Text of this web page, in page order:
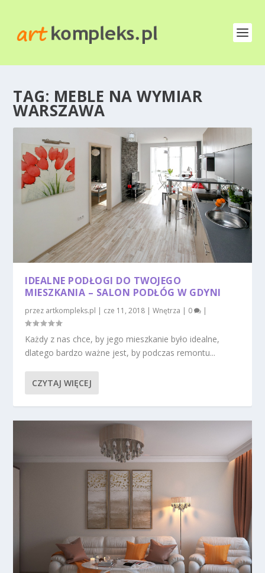
TAG: MEBLE NA WYMIAR
WARSZAWA
IDEALNE PODŁOGI DO TWOJEGO
MIESZKANIA – SALON PODŁÓG W GDYNI
przez artkompleks.pl | cze 11, 2018 |Wnętrza | 0 |
Każdy z nas chce, by jego mieszkanie było idealne,
dlatego bardzo ważne jest, by podczas remontu...
CZYTAJ WIĘCEJ